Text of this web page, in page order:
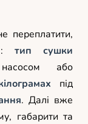
переплатити,
тип сушки
або
під
. Далі вже
габарити та